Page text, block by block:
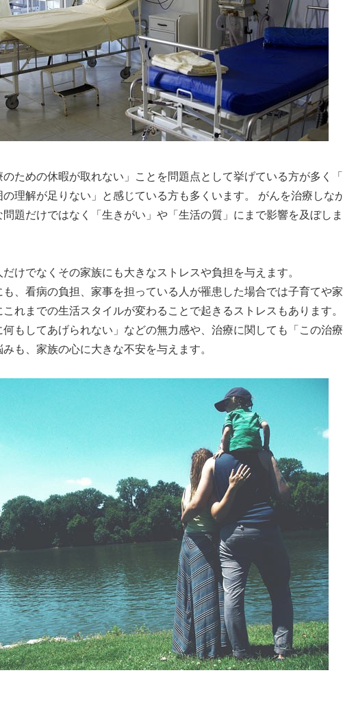
ための休暇が取れない」ことを問題点として挙げている方が多く
理解が足りない」と感じている方も多くいます。 がんを治療しな
題だけではなく「生きがい」や「生活の質」にまで影響を及ぼしま
けでなくその家族にも大きなストレスや負担を与えます。
、看病の負担、家事を担っている人が罹患した場合では子育てや
れまでの生活スタイルが変わることで起きるストレスもあります。
もしてあげられない」などの無力感や、治療に関しても「この治
も、家族の心に大きな不安を与えます。